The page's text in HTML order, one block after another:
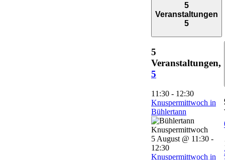
5
Veranstaltungen
5
5
Veranstaltungen,
5
11:30 - 12:30
Knuspermittwoch in
Bühlertann
5 August @ 11:30 -
12:30
Knuspermittwoch in